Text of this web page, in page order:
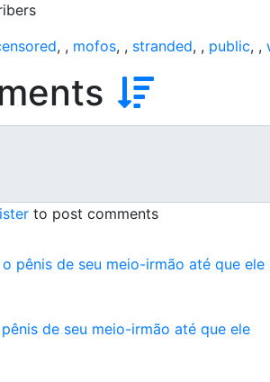
, , mofos, , stranded, , public, ,
to post comments
de seu meio-irmão até que ele